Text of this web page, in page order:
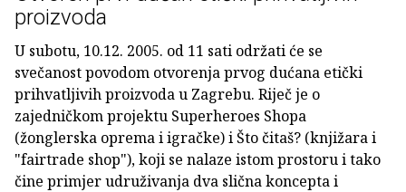
proizvoda
U subotu, 10.12. 2005. od 11 sati održati će se
svečanost povodom otvorenja prvog dućana etički
prihvatljivih proizvoda u Zagrebu. Riječ je o
zajedničkom projektu Superheroes Shopa
(žonglerska oprema i igračke) i Što čitaš? (knjižara i
"fairtrade shop"), koji se nalaze istom prostoru i tako
čine primjer udruživanja dva slična koncepta i